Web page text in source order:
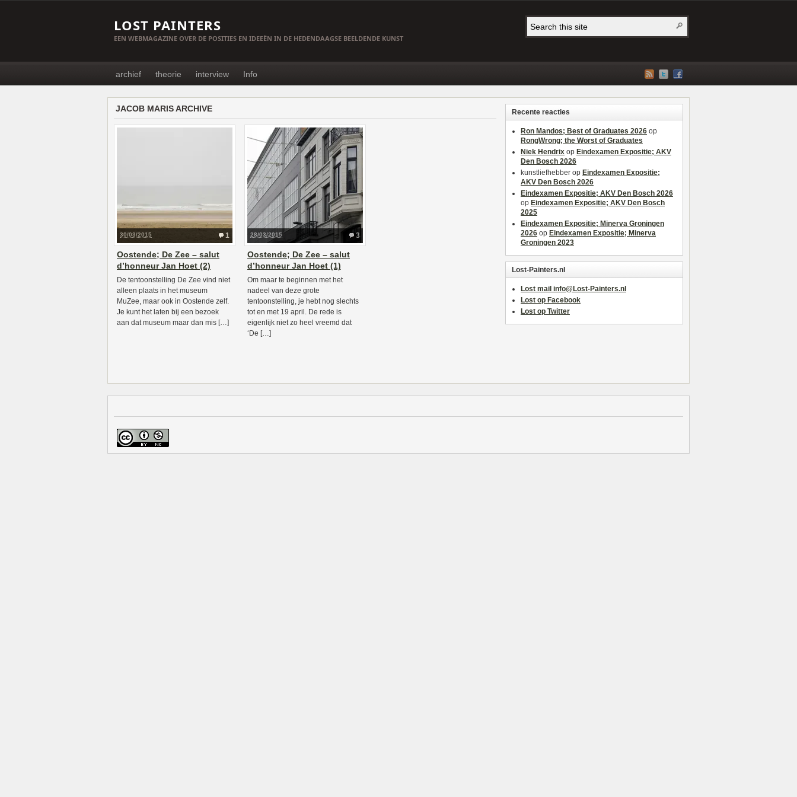
LOST PAINTERS
EEN WEBMAGAZINE OVER DE POSITIES EN IDEEËN IN DE HEDENDAAGSE BEELDENDE KUNST
archief theorie interview Info
JACOB MARIS ARCHIVE
1
30/03/2015
Oostende; De Zee – salut
d’honneur Jan Hoet (2)
De tentoonstelling De Zee vind niet
alleen plaats in het museum
MuZee, maar ook in Oostende zelf.
Je kunt het laten bij een bezoek
aan dat museum maar dan mis […]
3
28/03/2015
Oostende; De Zee – salut
d’honneur Jan Hoet (1)
Om maar te beginnen met het
nadeel van deze grote
tentoonstelling, je hebt nog slechts
tot en met 19 april. De rede is
eigenlijk niet zo heel vreemd dat
‘De […]
Recente reacties
Ron Mandos; Best of Graduates 2026 op
RongWrong; the Worst of Graduates
Niek Hendrix op Eindexamen Expositie; AKV
Den Bosch 2026
kunstliefhebber op Eindexamen Expositie;
AKV Den Bosch 2026
Eindexamen Expositie; AKV Den Bosch 2026
op Eindexamen Expositie; AKV Den Bosch
2025
Eindexamen Expositie; Minerva Groningen
2026 op Eindexamen Expositie; Minerva
Groningen 2023
Lost-Painters.nl
Lost mail info@Lost-Painters.nl
Lost op Facebook
Lost op Twitter